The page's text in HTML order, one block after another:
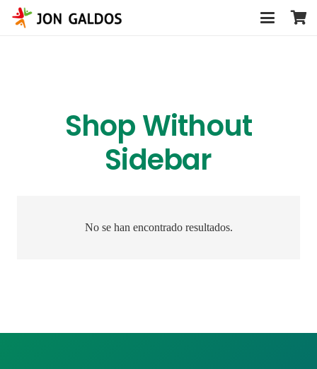
Shop Without
Sidebar
No se han encontrado resultados.